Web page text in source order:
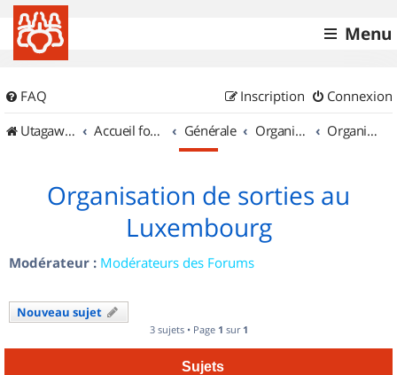
Menu
FAQ Connexion
Inscription
UtagawaVTT (Randos VTT et VTTAE avec traces GPS)
Accueil forum Générale Organisation de sorties & Recherche de partenaires Organisation de sorties au Luxembourg
Organisation de sorties au
Luxembourg
Modérateur : Modérateurs des Forums
Nouveau sujet
3 sujets • Page 1 sur 1
Sujets